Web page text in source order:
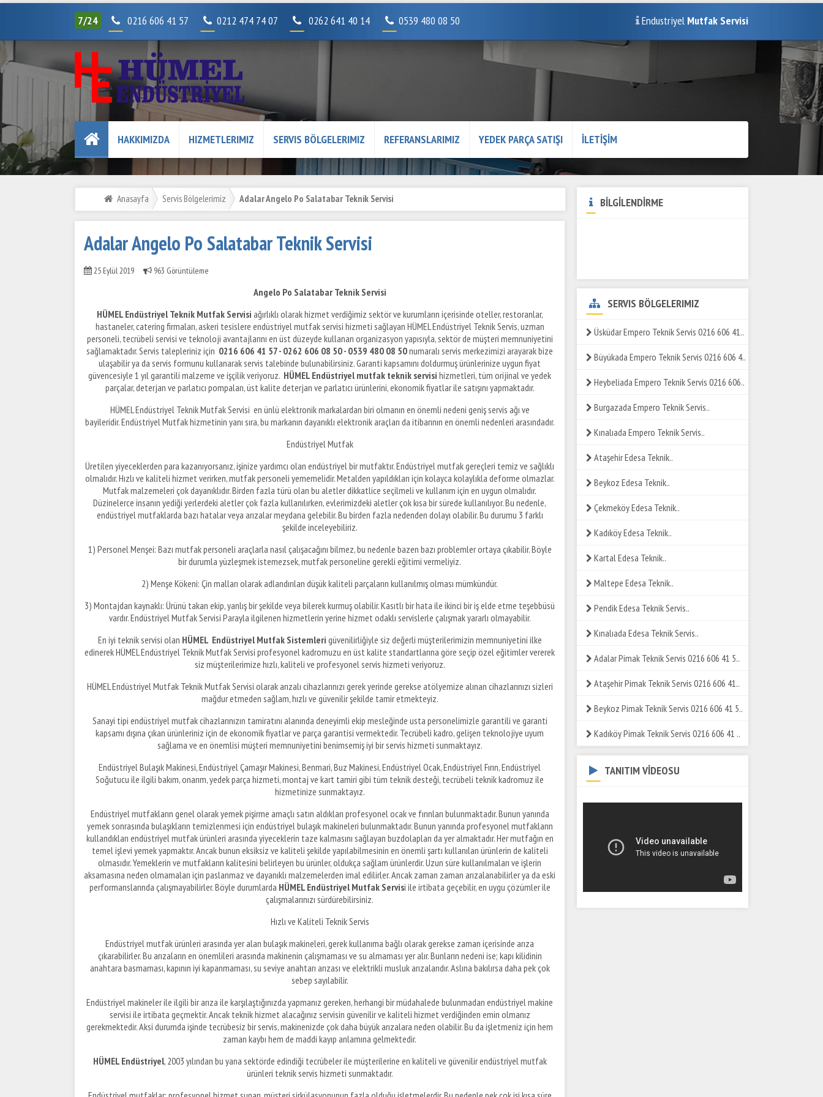
7/24 0216 606 41 57 0212 474 74 07 0262 641 40 14 0539 480 08 50 Endustriyel Mutfak Servisi
HAKKIMIZDA HIZMETLERIMIZ SERVIS BÖLGELERIMIZ REFERANSLARIMIZ YEDEK PARÇA SATIŞI İLETİŞİM
Anasayfa Servis Bölgelerimiz Adalar Angelo Po Salatabar Teknik Servisi
Adalar Angelo Po Salatabar Teknik Servisi
25 Eylül 2019 963 Görüntüleme
Angelo Po Salatabar Teknik Servisi
HÜMEL Endüstriyel Teknik Mutfak Servisi ağırlıklı olarak hizmet verdiğimiz sektör ve kurumların içerisinde oteller, restoranlar,
hastaneler, catering firmaları, askeri tesislere endüstriyel mutfak servisi hizmeti sağlayan HÜMEL Endüstriyel Teknik Servis, uzman
personeli, tecrübeli servisi ve teknoloji avantajlarını en üst düzeyde kullanan organizasyon yapısıyla, sektör de müşteri memnuniyetini
sağlamaktadır. Servis talepleriniz için 0216 606 41 57 - 0262 606 08 50 - 0539 480 08 50numaralı servis merkezimizi arayarak bize
ulaşabilir ya da servis formunu kullanarak servis talebinde bulunabilirsiniz. Garanti kapsamını doldurmuş ürünlerinize uygun fiyat
güvencesiyle 1 yıl garantili malzeme ve işçilik veriyoruz. HÜMEL Endüstriyel mutfak teknik servisi hizmetleri, tüm orijinal ve yedek
parçalar, deterjan ve parlatıcı pompaları, üst kalite deterjan ve parlatıcı ürünlerini, ekonomik fiyatlar ile satışını yapmaktadır.
HÜMEL Endüstriyel Teknik Mutfak Servisi en ünlü elektronik markalardan biri olmanın en önemli nedeni geniş servis ağı ve
bayileridir. Endüstriyel Mutfak hizmetinin yanı sıra, bu markanın dayanıklı elektronik araçları da itibarının en önemli nedenleri arasındadır.
Endüstriyel Mutfak
Üretilen yiyeceklerden para kazanıyorsanız, işinize yardımcı olan endüstriyel bir mutfaktır. Endüstriyel mutfak gereçleri temiz ve sağlıklı
olmalıdır. Hızlı ve kaliteli hizmet verirken, mutfak personeli yememelidir. Metalden yapıldıkları için kolayca kolaylıkla deforme olmazlar.
Mutfak malzemeleri çok dayanıklıdır. Birden fazla türü olan bu aletler dikkatlice seçilmeli ve kullanım için en uygun olmalıdır.
Düzinelerce insanın yediği yerlerdeki aletler çok fazla kullanılırken, evlerimizdeki aletler çok kısa bir sürede kullanılıyor. Bu nedenle,
endüstriyel mutfaklarda bazı hatalar veya arızalar meydana gelebilir. Bu birden fazla nedenden dolayı olabilir. Bu durumu 3 farklı
şekilde inceleyebiliriz.
1) Personel Menşei: Bazı mutfak personeli araçlarla nasıl çalışacağını bilmez, bu nedenle bazen bazı problemler ortaya çıkabilir. Böyle
bir durumla yüzleşmek istemezsek, mutfak personeline gerekli eğitimi vermeliyiz.
2) Menşe Kökeni: Çin malları olarak adlandırılan düşük kaliteli parçaların kullanılmış olması mümkündür.
3) Montajdan kaynaklı: Ürünü takan ekip, yanlış bir şekilde veya bilerek kurmuş olabilir. Kasıtlı bir hata ile ikinci bir iş elde etme teşebbüsü
vardır. Endüstriyel Mutfak Servisi Parayla ilgilenen hizmetlerin yerine hizmet odaklı servislerle çalışmak yararlı olmayabilir.
En iyi teknik servisi olan HÜMEL Endüstriyel Mutfak Sistemleri güvenilirliğiyle siz değerli müşterilerimizin memnuniyetini ilke
edinerek HÜMEL Endüstriyel Teknik Mutfak Servisi profesyonel kadromuzu en üst kalite standartlarına göre seçip özel eğitimler vererek
siz müşterilerimize hızlı, kaliteli ve profesyonel servis hizmeti veriyoruz.
HÜMEL Endüstriyel Mutfak Teknik Mutfak Servisi olarak arızalı cihazlarınızı gerek yerinde gerekse atölyemize alınan cihazlarınızı sizleri
mağdur etmeden sağlam, hızlı ve güvenilir şekilde tamir etmekteyiz.
Sanayi tipi endüstriyel mutfak cihazlarınızın tamiratını alanında deneyimli ekip mesleğinde usta personelimizle garantili ve garanti
kapsamı dışına çıkan ürünleriniz için de ekonomik fiyatlar ve parça garantisi vermektedir. Tecrübeli kadro, gelişen teknolojiye uyum
sağlama ve en önemlisi müşteri memnuniyetini benimsemiş iyi bir servis hizmeti sunmaktayız.
Endüstriyel Bulaşık Makinesi, Endüstriyel Çamaşır Makinesi, Benmari, Buz Makinesi, Endüstriyel Ocak, Endüstriyel Fırın, Endüstriyel
Soğutucu ile ilgili bakım, onarım, yedek parça hizmeti, montaj ve kart tamiri gibi tüm teknik desteği, tecrübeli teknik kadromuz ile
hizmetinize sunmaktayız.
Endüstriyel mutfakların genel olarak yemek pişirme amaçlı satın aldıkları profesyonel ocak ve fırınları bulunmaktadır. Bunun yanında
yemek sonrasında bulaşıkların temizlenmesi için endüstriyel bulaşık makineleri bulunmaktadır. Bunun yanında profesyonel mutfakların
kullandıkları endüstriyel mutfak ürünleri arasında yiyeceklerin taze kalmasını sağlayan buzdolapları da yer almaktadır. Her mutfağın en
temel işlevi yemek yapmaktır. Ancak bunun eksiksiz ve kaliteli şekilde yapılabilmesinin en önemli şartı kullanılan ürünlerin de kaliteli
olmasıdır. Yemeklerin ve mutfakların kalitesini belirleyen bu ürünler, oldukça sağlam ürünlerdir. Uzun süre kullanılmaları ve işlerin
aksamasına neden olmamaları için paslanmaz ve dayanıklı malzemelerden imal edilirler. Ancak zaman zaman arızalanabilirler ya da eski
performanslarında çalışmayabilirler. Böyle durumlarda HÜMEL Endüstriyel Mutfak Servisi ile irtibata geçebilir, en uygu çözümler ile
çalışmalarınızı sürdürebilirsiniz.
Hızlı ve Kaliteli Teknik Servis
Endüstriyel mutfak ürünleri arasında yer alan bulaşık makineleri, gerek kullanıma bağlı olarak gerekse zaman içerisinde arıza
çıkarabilirler. Bu arızaların en önemlileri arasında makinenin çalışmaması ve su almaması yer alır. Bunların nedeni ise; kapı kilidinin
anahtara basmaması, kapının iyi kapanmaması, su seviye anahtarı arızası ve elektrikli musluk arızalarıdır. Aslına bakılırsa daha pek çok
sebep sayılabilir.
Endüstriyel makineler ile ilgili bir arıza ile karşılaştığınızda yapmanız gereken, herhangi bir müdahalede bulunmadan endüstriyel makine
servisi ile irtibata geçmektir. Ancak teknik hizmet alacağınız servisin güvenilir ve kaliteli hizmet verdiğinden emin olmanız
gerekmektedir. Aksi durumda işinde tecrübesiz bir servis, makinenizde çok daha büyük arızalara neden olabilir. Bu da işletmeniz için hem
zaman kaybı hem de maddi kayıp anlamına gelmektedir.
HÜMEL Endüstriyel, 2003 yılından bu yana sektörde edindiği tecrübeler ile müşterilerine en kaliteli ve güvenilir endüstriyel mutfak
ürünleri teknik servis hizmeti sunmaktadır.
BİLGİLENDİRME
SERVIS BÖLGELERIMIZ
Üsküdar Empero Teknik Servis 0216 606 41..
Büyükada Empero Teknik Servis 0216 606 4..
Heybeliada Empero Teknik Servis 0216 606..
Burgazada Empero Teknik Servis..
Kınalıada Empero Teknik Servis..
Ataşehir Edesa Teknik..
Beykoz Edesa Teknik..
Çekmeköy Edesa Teknik..
Kadıköy Edesa Teknik..
Kartal Edesa Teknik..
Maltepe Edesa Teknik..
Pendik Edesa Teknik Servis..
Kınalıada Edesa Teknik Servis..
Adalar Pimak Teknik Servis 0216 606 41 5..
Ataşehir Pimak Teknik Servis 0216 606 41..
Beykoz Pimak Teknik Servis 0216 606 41 5..
Kadıköy Pimak Teknik Servis 0216 606 41 ..
TANITIM VİDEOSU